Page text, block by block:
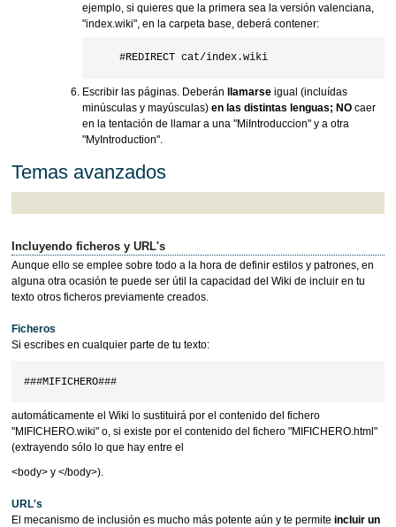
ejemplo, si quieres que la primera sea la versión valenciana,
"index.wiki", en la carpeta base, deberá contener:
Escribir las páginas. Deberán llamarse igual (incluídas
minúsculas y mayúsculas)en las distintas lenguas; NOcaer
en la tentación de llamar a una "MiIntroduccion" y a otra
"MyIntroduction".
Temas avanzados
Incluyendo ficheros y URL's
Aunque ello se emplee sobre todo a la hora de definir estilos y patrones, en
alguna otra ocasión te puede ser útil la capacidad del Wiki de incluir en tu
texto otros ficheros previamente creados.
Ficheros
Si escribes en cualquier parte de tu texto:
automáticamente el Wiki lo sustituirá por el contenido del fichero
"MIFICHERO.wiki" o, si existe por el contenido del fichero "MIFICHERO.html"
(extrayendo sólo lo que hay entre el
<body> y </body>).
URL's
El mecanismo de inclusión es mucho más potente aún y te permite incluir un